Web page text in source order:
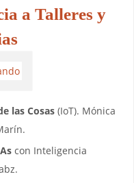
a Talleres y
las Cosas (IoT). Mónica
con Inteligencia